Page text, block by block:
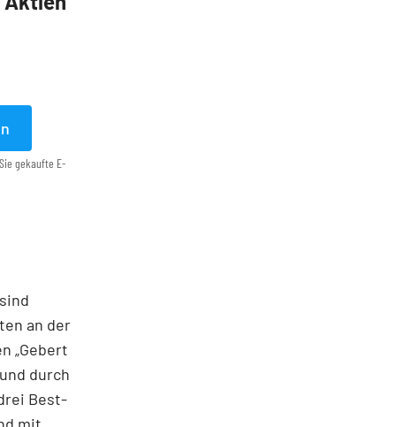
gekaufte E-
an der
„Gebert
durch
Best­